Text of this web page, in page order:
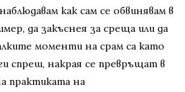
как сам се обвинявам в
да закъснея за среща или да
моменти на срам са като
спреш, накрая се превръщат в
практиката на